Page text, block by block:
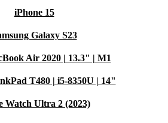
iPhone 15
Galaxy S23
Air 2020 | 13.3" | M1
T480 | i5-8350U | 14"
Watch Ultra 2 (2023)